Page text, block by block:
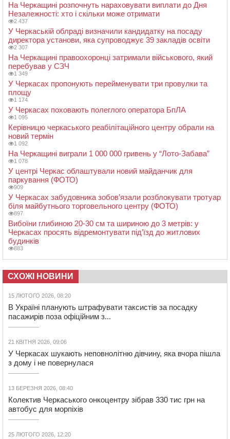
На Черкащині розпочнуть нараховувати виплати до Дня
Незалежності: хто і скільки може отримати
2 437
У Черкаській облраді визначили кандидатку на посаду
директора установи, яка супроводжує 39 закладів освіти
2 307
На Черкащині правоохоронці затримали військового, який
перебував у СЗЧ
1 349
У Черкасах пропонують перейменувати три провулки та
площу
1 174
У Черкасах поховають полеглого оператора БпЛА
1 095
Керівницю черкаського реабілітаційного центру обрали на
новий термін
1 092
На Черкащині виграли 1 000 000 гривень у “Лото-Забава”
1 078
У центрі Черкас облаштували новий майданчик для
паркування (ФОТО)
909
У Черкасах забудовника зобов’язали розблокувати тротуар
біля майбутнього торговельного центру (ФОТО)
897
Вибоїни глибиною 20-30 см та шириною до 3 метрів: у
Черкасах просять відремонтувати під’їзд до житлових
будинків
883
СХОЖІ НОВИНИ
15 ЛЮТОГО 2026, 08:20
В Україні планують штрафувати таксистів за посадку
пасажирів поза офіційним з...
21 КВІТНЯ 2026, 09:06
У Черкасах шукають неповнолітню дівчину, яка вчора пішла
з дому і не повернулася
13 БЕРЕЗНЯ 2026, 08:40
Колектив Черкаського онкоцентру зібрав 330 тис грн на
автобус для морпіхів
25 ЛЮТОГО 2026, 12:20